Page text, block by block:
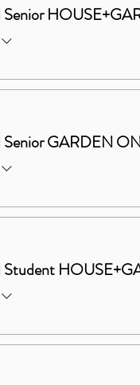
Senior
Senior GARDEN
Student